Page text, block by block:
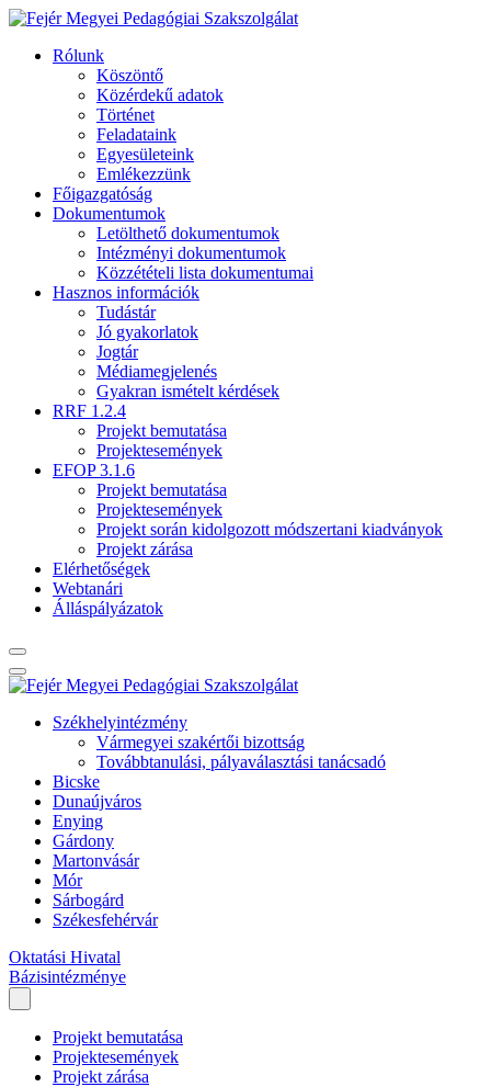
Rólunk
Köszöntő
Közérdekű adatok
Történet
Feladataink
Egyesületeink
Emlékezzünk
Főigazgatóság
Dokumentumok
Letölthető dokumentumok
Intézményi dokumentumok
Közzétételi lista dokumentumai
Hasznos információk
Tudástár
Jó gyakorlatok
Jogtár
Médiamegjelenés
Gyakran ismételt kérdések
RRF 1.2.4
Projekt bemutatása
Projektesemények
EFOP 3.1.6
Projekt bemutatása
Projektesemények
Projekt során kidolgozott módszertani kiadványok
Projekt zárása
Elérhetőségek
Webtanári
Álláspályázatok
Székhelyintézmény
Vármegyei szakértői bizottság
Továbbtanulási, pályaválasztási tanácsadó
Bicske
Dunaújváros
Enying
Gárdony
Martonvásár
Mór
Sárbogárd
Székesfehérvár
Oktatási Hivatal
Bázisintézménye
Projekt bemutatása
Projektesemények
Projekt zárása